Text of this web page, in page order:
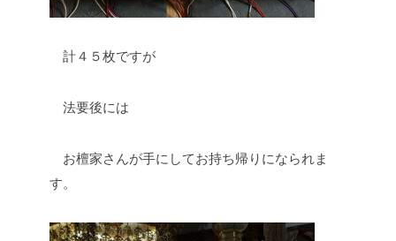
計４５枚ですが
法要後には
お檀家さんが手にしてお持ち帰りになられま
す。